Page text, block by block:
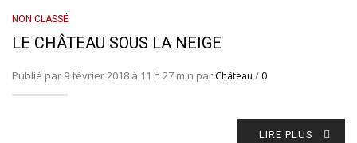
NON CLASSÉ
LE CHÂTEAU SOUS LA NEIGE
Publié par 9 février 2018 à 11 h 27 min par Château / 0
LIRE PLUS